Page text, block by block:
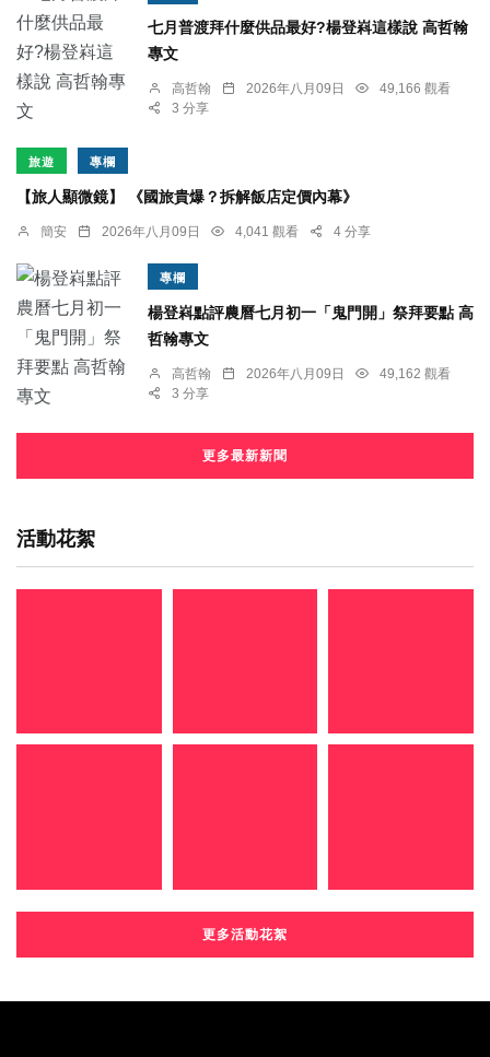
七月普渡拜什麼供品最好?楊登嵙這樣說 高哲翰
專文
高哲翰 2026年八月09日
49,166 觀看
3 分享
旅遊 專欄
【旅人顯微鏡】 《國旅貴爆？拆解飯店定價內幕》
簡安 2026年八月09日 4,041 觀看 4 分享
專欄
楊登嵙點評農曆七月初一「鬼門開」祭拜要點 高
哲翰專文
高哲翰 2026年八月09日
49,162 觀看
3 分享
更多最新新聞
活動花絮
更多活動花絮